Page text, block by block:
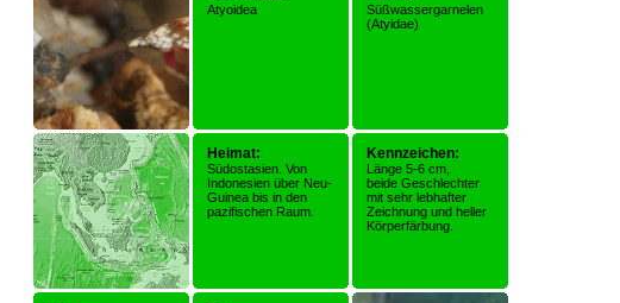
Atyoidea
Süßwassergarnelen
(Atyidae)
Heimat:
Südostasien. Von
Indonesien über Neu-
Guinea bis in den
pazifischen Raum.
Kennzeichen:
Länge 5-6 cm,
beide Geschlechter
mit sehr lebhafter
Zeichnung und heller
Körperfärbung.